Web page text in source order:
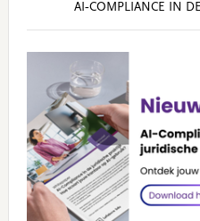
AI‑COMPLIANCE IN